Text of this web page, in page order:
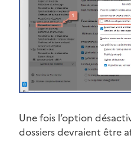
Une fois l’option
dossiers devraient être